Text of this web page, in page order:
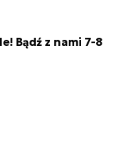
Bądź z nami 7-8